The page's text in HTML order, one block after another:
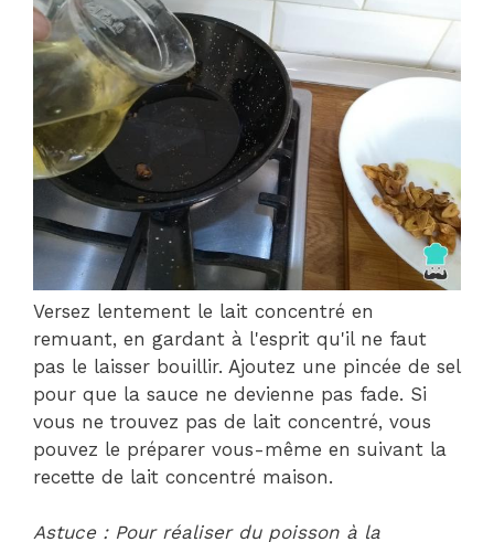
Versez lentement le lait concentré en
remuant, en gardant à l'esprit qu'il ne faut
pas le laisser bouillir. Ajoutez une pincée de sel
pour que la sauce ne devienne pas fade. Si
vous ne trouvez pas de lait concentré, vous
pouvez le préparer vous-même en suivant la
recette de lait concentré maison.
Astuce : Pour réaliser du poisson à la